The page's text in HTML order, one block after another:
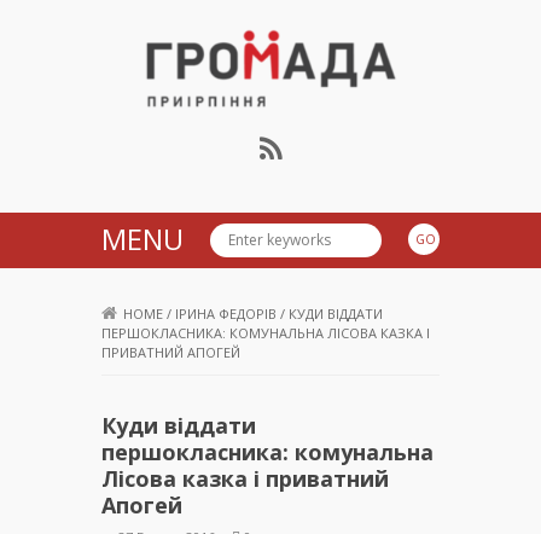
Громада Приірпіння
MENU
HOME / ІРИНА ФЕДОРІВ / КУДИ ВІДДАТИ
ПЕРШОКЛАСНИКА: КОМУНАЛЬНА ЛІСОВА КАЗКА І
ПРИВАТНИЙ АПОГЕЙ
Куди віддати
першокласника: комунальна
Лісова казка і приватний
Апогей